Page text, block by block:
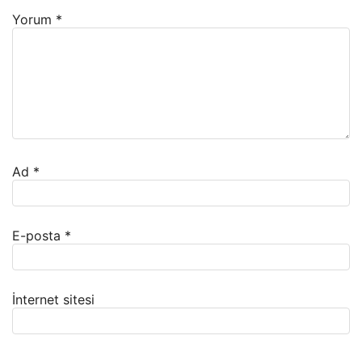
Yorum *
Ad *
E-posta *
İnternet sitesi